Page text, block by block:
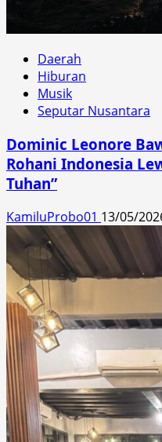
Daerah
Hiburan
Musik
Seputar Nusantara
Dominic Leonore
Rohani Indonesia
Tuhan”
KamiluProbo01 13/05/